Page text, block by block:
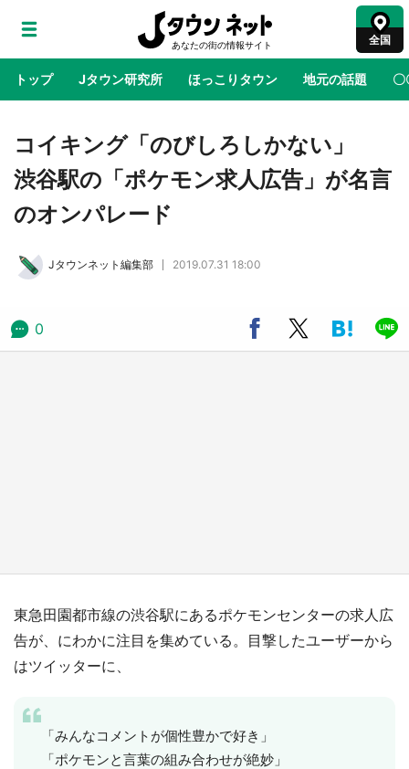
全国
トップ Jタウン研究所 ほっこりタウン 地元の話題 〇
地域×二次元 絶景 あの時はありがとう
ラプラス・ダークネスが栃木県を征服！？ 県
公式プロモ動画で「聖地」が生産されてます
の「猫猫像」も【8／1～10／26】
コイキング「のびしろしかない」
渋谷駅の「ポケモン求人広告」が名言
のオンパレード
Jタウンネット編集部 2019.07.31 18:00
0
東急田園都市線の渋谷駅にあるポケモンセンターの求人広
告が、にわかに注目を集めている。目撃したユーザーから
はツイッターに、
「みんなコメントが個性豊かで好き」
「ポケモンと言葉の組み合わせが絶妙」